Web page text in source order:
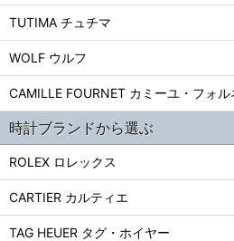
TUTIMA チュチマ
WOLF ウルフ
CAMILLE FOURNET カミーユ・フォル
時計ブランドから選ぶ
ROLEX ロレックス
CARTIER カルティエ
TAG HEUER タグ・ホイヤー